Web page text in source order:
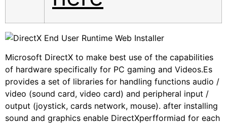
Microsoft DirectX to make best use of the capabilities
of hardware specifically for PC gaming and Videos.Es
provides a set of libraries for handling functions audio /
video (sound card, video card) and peripheral input /
output (joystick, cards network, mouse). after installing
sound and graphics enable DirectXperfformiad for each